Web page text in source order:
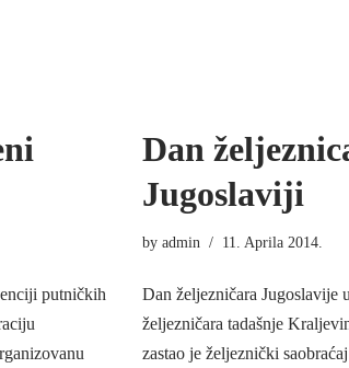
putničkih
Dan
Jugoslaviji
by admin 11. Aprila 2014.
Dan željezničara Jugoslavije
željezničara tadašnje
zastao je željeznički